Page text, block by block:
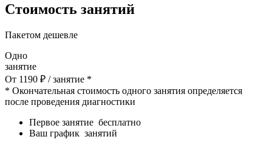
Стоимость занятий
Пакетом дешевле
Одно
занятие
От 1190 ₽ / занятие *
* Окончательная стоимость одного занятия определяется
после проведения диагностики
Первое занятие бесплатно
Ваш график занятий